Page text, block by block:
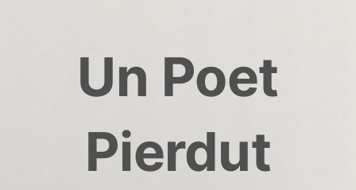
Un Poet
Pierdut